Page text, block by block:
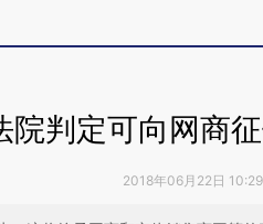
院判定可向网商
2018年06月22日